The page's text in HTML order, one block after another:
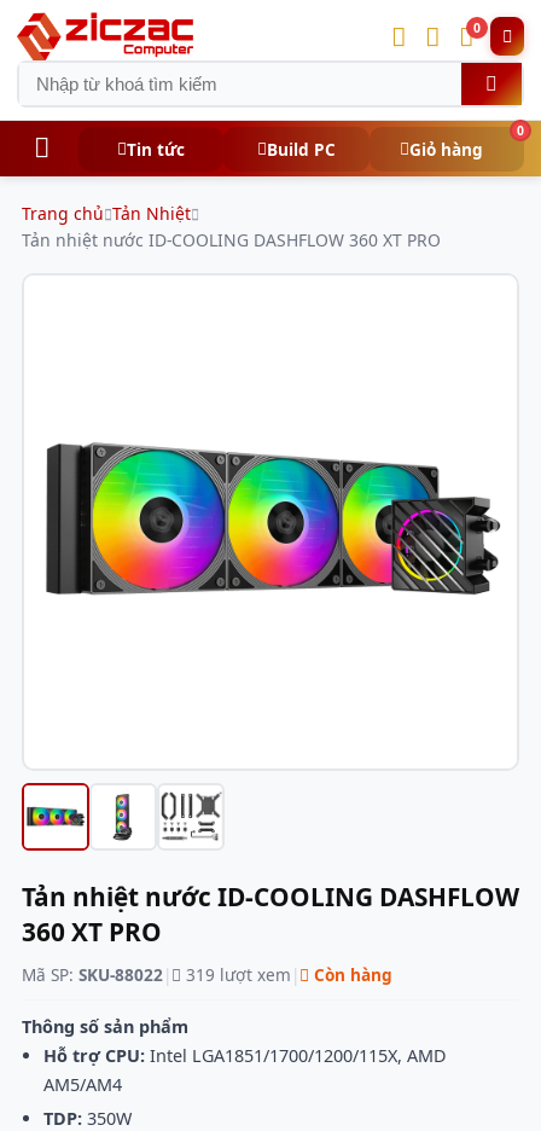
0
Tin tức Build PC Giỏ hàng
0
Trang chủ Tản Nhiệt
Tản nhiệt nước ID-COOLING DASHFLOW 360 XT PRO
Tản nhiệt nước ID-COOLING DASHFLOW
360 XT PRO
Mã SP: SKU-88022| 319 lượt xem | Còn hàng
Thông số sản phẩm
Hỗ trợ CPU: Intel LGA1851/1700/1200/115X, AMD
AM5/AM4
TDP: 350W